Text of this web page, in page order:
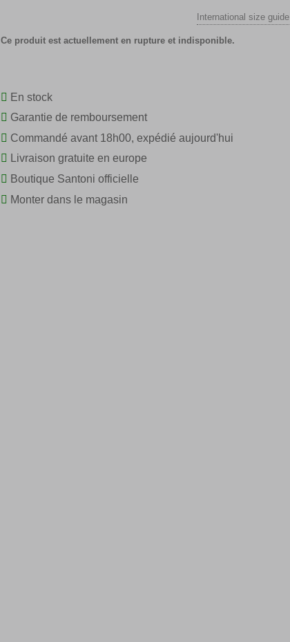
International size guide
Ce produit est actuellement en rupture et indisponible.
En stock
Garantie de remboursement
Commandé avant 18h00, expédié aujourd'hui
Livraison gratuite en europe
Boutique Santoni officielle
Monter dans le magasin